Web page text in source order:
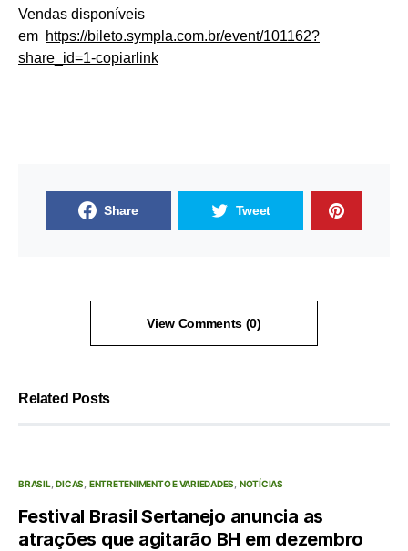
Vendas disponíveis
em https://bileto.sympla.com.br/event/101162?
share_id=1-copiarlink
Share Tweet
View Comments (0)
Related Posts
BRASIL DICAS ENTRETENIMENTO E VARIEDADES NOTÍCIAS
Festival Brasil Sertanejo anuncia as
atrações que agitarão BH em dezembro